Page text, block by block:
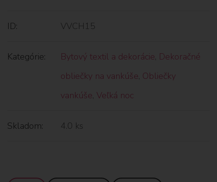
ID: VVCH15
Kategórie: Bytový textil a dekorácie, Dekoračné
obliečky na vankúše, Obliečky
vankúše, Veľká noc
Skladom: 4.0 ks